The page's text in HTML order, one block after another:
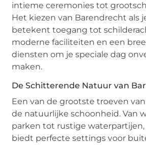
intieme ceremonies tot
Het kiezen van Barendrecht als
betekent toegang tot
moderne faciliteiten en een
diensten om je speciale dag
maken.
De Schitterende Natuur van
Een van de grootste troeven
de natuurlijke schoonheid. Van
parken tot rustige
biedt perfecte settings voor